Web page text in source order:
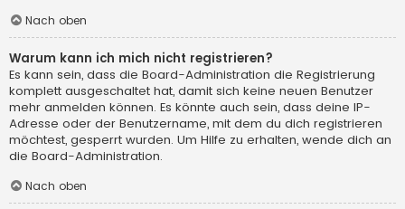
Nach oben
Warum kann ich mich nicht registrieren?
Es kann sein, dass die Board-Administration die Registrierung
komplett ausgeschaltet hat, damit sich keine neuen Benutzer
mehr anmelden können. Es könnte auch sein, dass deine IP-
Adresse oder der Benutzername, mit dem du dich registrieren
möchtest, gesperrt wurden. Um Hilfe zu erhalten, wende dich an
die Board-Administration.
Nach oben